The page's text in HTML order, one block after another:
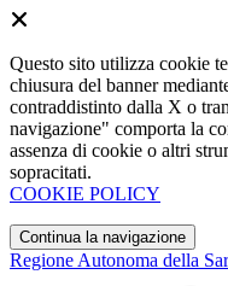
Questo sito utilizza cookie
chiusura del banner
contraddistinto dalla X o
navigazione" comporta la
assenza di cookie o altri
sopracitati.
COOKIE POLICY
Continua la navigazione
Regione Autonoma della